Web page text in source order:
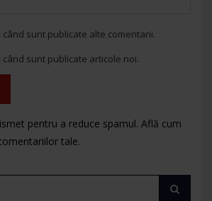
când sunt publicate alte comentarii.
când sunt publicate articole noi.
pentru a reduce spamul. Află cum
tale.